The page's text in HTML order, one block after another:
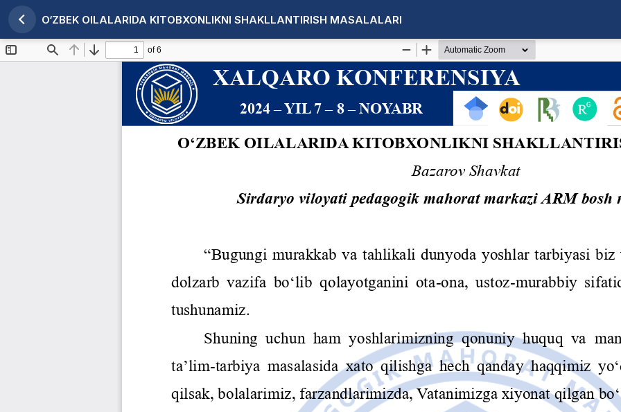
Maqola tafsilotlariga qaytish
O‘ZBEK OILALARIDA KITOBXONLIKNI SHAKLLANTIRISH MASALALARI